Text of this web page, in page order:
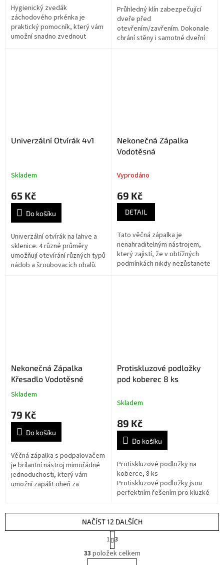
Hygienický zvedák
záchodového prkénka je
praktický pomocník, který vám
umožní snadno zvednout
Průhledný klín zabezpečující
dveře před
otevřením/zavřením. Dokonale
chrání stěny i samotné dveřní
Univerzální Otvírák 4v1
Skladem
65 Kč
Do košíku
Univerzální otvírák na lahve a
sklenice. 4 různé průměry
umožňují otevírání různých typů
nádob a šroubovacích obalů.
Nekonečná Zápalka
Vodotěsná
Vyprodáno
69 Kč
DETAIL
Tato věčná zápalka je
nenahraditelným nástrojem,
který zajistí, že v obtížných
podmínkách nikdy nezůstanete
Nekonečná Zápalka
Křesadlo Vodotěsné
Průměrné
produktu
je
5,0
z
5
hvězdiček.
Skladem
79 Kč
Do košíku
Věčná zápalka s podpalovačem
je brilantní nástroj mimořádné
jednoduchosti, který vám
umožní zapálit oheň za
hořčíkovou tyčí je...
Protiskluzové podložky
pod koberec 8 ks
Skladem
89 Kč
Do košíku
Protiskluzové podložky na
koberce, 8 ks
Protiskluzové podložky jsou
perfektním řešením pro kluzké
O
v
NAČÍST 12 DALŠÍCH
S
t
r
á
1 3
33 položek celkem